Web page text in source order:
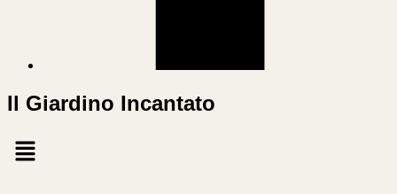
Il Giardino Incantato
Menu